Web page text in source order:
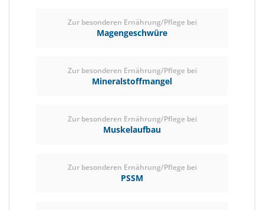
Zur besonderen Ernährung/Pflege bei
Magengeschwüre
Zur besonderen Ernährung/Pflege bei
Mineralstoffmangel
Zur besonderen Ernährung/Pflege bei
Muskelaufbau
Zur besonderen Ernährung/Pflege bei
PSSM